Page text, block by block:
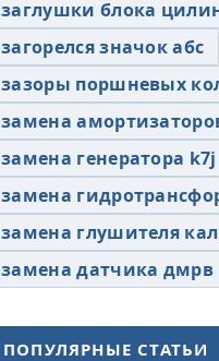
заглушки блока
загорелся значок абс
зазоры поршневых
замена
замена генератора k7j
замена
замена глушителя
замена датчика дмрв
ПОПУЛЯРНЫЕ СТАТЬИ